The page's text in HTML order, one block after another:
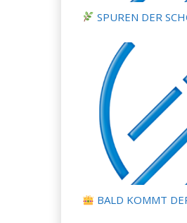
SPUREN DER
BALD KOMMT